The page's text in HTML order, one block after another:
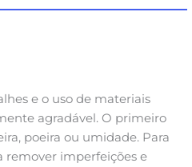
e o uso de materiais
agradável. O primeiro
poeira ou umidade. Para
remover imperfeições e